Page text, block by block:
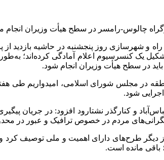
چالوس-رامسر در سطح هیأت وزیران
و شهرسازی روز پنجشنبه در حاشیه بازدید
در سطح هیأت وزیران انجام شود.
در مجلس شورای اسلامی، امیدواریم طی
و کنارگذر نشتارود افزود: در جریان
نگرانی‌های مردم در خصوص ترافیک و عبور در